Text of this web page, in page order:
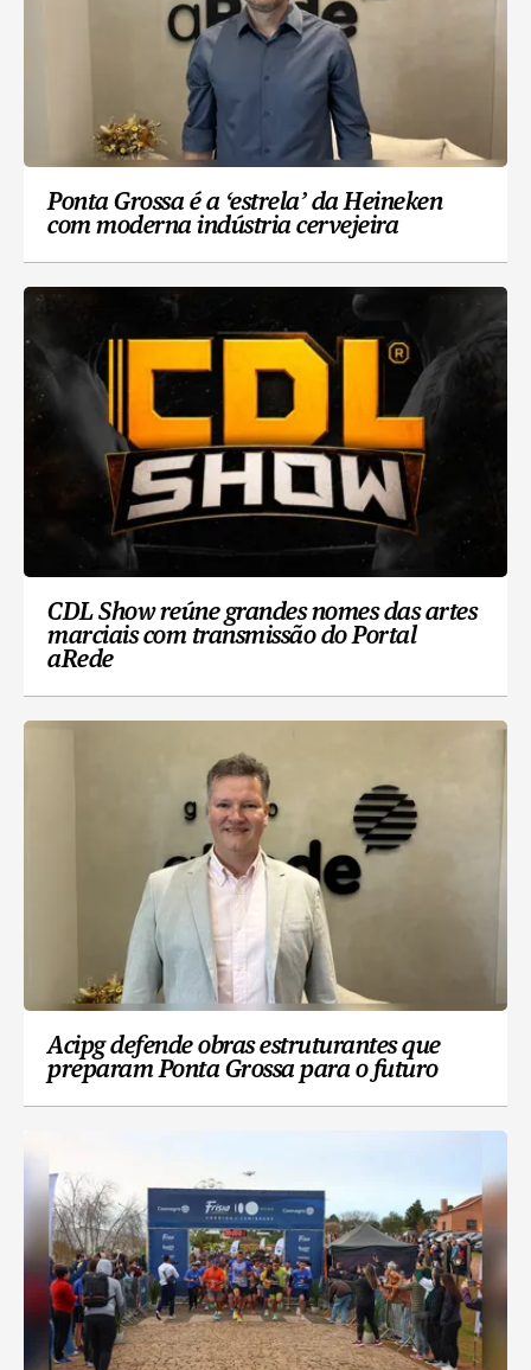
Ponta Grossa é a ‘estrela’ da Heineken
com moderna indústria cervejeira
CDL Show reúne grandes nomes das artes
marciais com transmissão do Portal
aRede
Acipg defende obras estruturantes que
preparam Ponta Grossa para o futuro